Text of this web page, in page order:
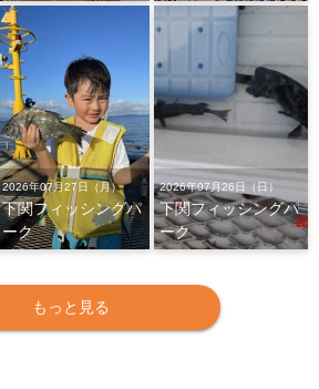
2026年07月27日（月）
下関フィッシングパ
ーク
2026年07月26日（日）
下関フィッシングパ
ーク
もっと見る